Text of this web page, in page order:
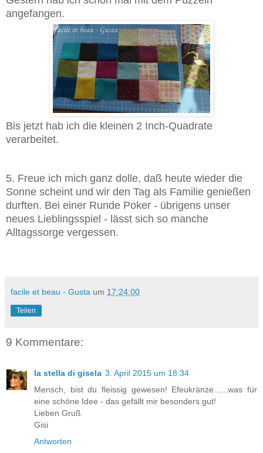
angefangen.
Bis jetzt hab ich die kleinen 2 Inch-Quadrate
verarbeitet.
5. Freue ich mich ganz dolle, daß heute wieder die
Sonne scheint und wir den Tag als Familie genießen
durften. Bei einer Runde Poker - übrigens unser
neues Lieblingsspiel - lässt sich so manche
Alltagssorge vergessen.
facile et beau - Gusta um 17:24:00
Teilen
9 Kommentare:
la stella di gisela 3. April 2015 um 18:34
Mensch, bist du fleissig gewesen! Efeukränze......was für
eine schöne Idee - das gefällt mir besonders gut!
Lieben Gruß
Gisi
Antworten